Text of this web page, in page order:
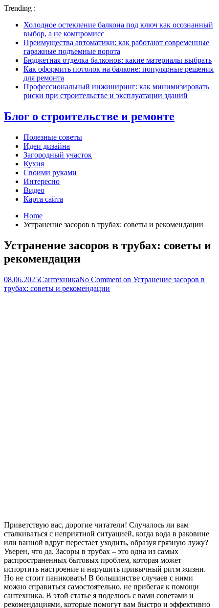
Trending :
Холодное остекление балкона под ключ как осознанный
выбор, а не компромисс
Преимущества автоматики: как работают современные
гаражные подъемные ворота
Бюджетная отделка балконов: какие материалы выбрать
Как оформить потолок на балконе: популярные решения
для ремонта
Профессиональный инжиниринг: как минимизировать
риски при строительстве и эксплуатации зданий
Блог о строительстве и ремонте
Полезные советы
Идеи дизайна
Загородный участок
Кухня
Своими руками
Интересно
Видео
Карта сайта
Home
Устранение засоров в трубах: советы и рекомендации
Устранение засоров в трубах: советы и
рекомендации
08.06.2025СантехникаNo Comment on Устранение засоров в
трубах: советы и рекомендации
Приветствую вас, дорогие читатели! Случалось ли вам
сталкиваться с неприятной ситуацией, когда вода в раковине
или ванной вдруг перестает уходить, образуя грязную лужу?
Уверен, что да. Засоры в трубах – это одна из самых
распространенных бытовых проблем, которая может
испортить настроение и нарушить привычный ритм жизни.
Но не стоит паниковать! В большинстве случаев с ними
можно справиться самостоятельно, не прибегая к помощи
сантехника. В этой статье я поделюсь с вами советами и
рекомендациями, которые помогут вам быстро и эффективно